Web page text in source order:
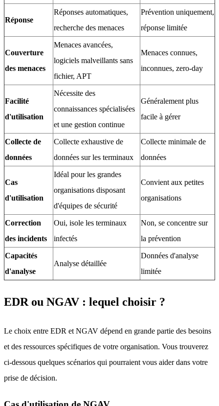
Réponse
Réponses automatiques,
recherche des menaces
Prévention uniquement,
réponse limitée
Couverture
des menaces
Menaces avancées,
logiciels malveillants sans
fichier, APT
Menaces connues,
inconnues, zero-day
Facilité
d'utilisation
Nécessite des
connaissances spécialisées
et une gestion continue
Généralement plus
facile à gérer
Collecte de
données
Collecte exhaustive de
données sur les terminaux
Collecte minimale de
données
Cas
d'utilisation
Idéal pour les grandes
organisations disposant
d'équipes de sécurité
Convient aux petites
organisations
Correction
des incidents
Oui, isole les terminaux
infectés
Non, se concentre sur
la prévention
Capacités
d'analyse
Analyse détaillée
Données d'analyse
limitée
EDR ou NGAV : lequel choisir ?
Le choix entre EDR et NGAV dépend en grande partie des besoins
et des ressources spécifiques de votre organisation. Vous trouverez
ci-dessous quelques scénarios qui pourraient vous aider dans votre
prise de décision.